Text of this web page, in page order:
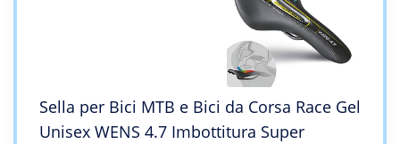
Sella per Bici MTB e Bici da Corsa Race Gel
Unisex WENS 4.7 Imbottitura Super